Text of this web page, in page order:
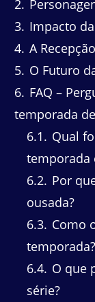
2
3 Impacto
4 A
5 O Futuro
6 FAQ –
temporada de
6.1
Qual
temporada
6.2 Por
ousada?
6.3 Como
temporada?
6.4 O que
série?